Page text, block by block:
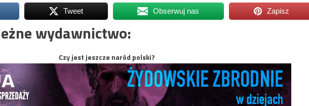
Tweet Obserwuj nas Zapisz
wydawnictwo:
Czy jest jeszcze naród polski?